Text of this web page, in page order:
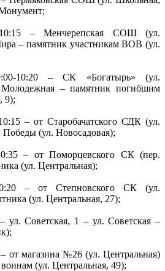
– Менчерепская СОШ (ул.
– памятник участникам ВОВ (ул.
10:20 – СК «Богатырь» (ул.
– памятник погибшим
9);
– от Старобачатского СДК (ул.
(ул. Новосадовая);
– от Поморцевского СК (пер.
(ул. Центральная);
– от Степновского СК (ул.
(ул. Центральная, 27);
ул. Советская, 1 – ул. Советская –
от магазина №26 (ул. Центральная)
(ул. Центральная, 49);